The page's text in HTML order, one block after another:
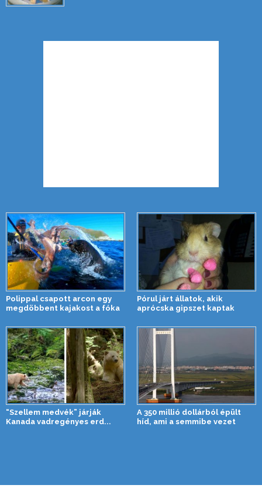
Polippal csapott arcon egy
megdöbbent kajakost a fóka
Pórul járt állatok, akik
aprócska gipszet kaptak
“Szellem medvék” járják
Kanada vadregényes erd...
A 350 millió dollárból épült
híd, ami a semmibe vezet